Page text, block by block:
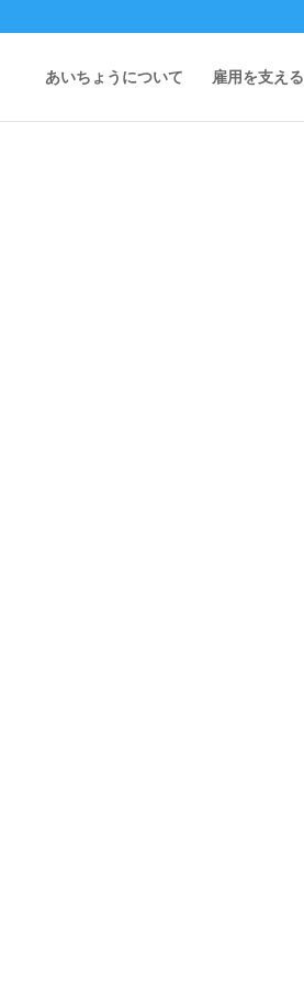
あいちょうについて 雇用を支える